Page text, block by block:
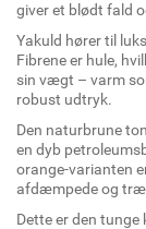
giver et blødt fald
Yakuld hører til
Fibrene er hule,
sin vægt – varm
robust udtryk.
Den naturbrune
en dyb
orange-varianten
afdæmpede og
Dette er den